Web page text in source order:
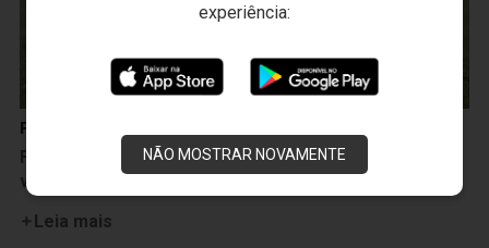
experiência:
NÃO MOSTRAR NOVAMENTE
Futebol Feminino
Fut. Feminino: Na Unifor, Ceará se reapresenta
visando duelo contra o Sport
Leia mais